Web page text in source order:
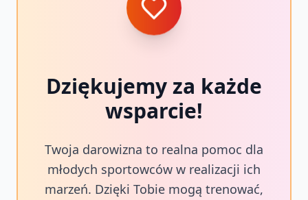
Dziękujemy za każde
wsparcie!
Twoja darowizna to realna pomoc dla
młodych sportowców w realizacji ich
marzeń. Dzięki Tobie mogą trenować,